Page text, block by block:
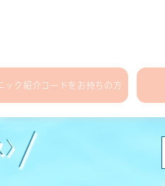
ック紹介コードをお持ちの方